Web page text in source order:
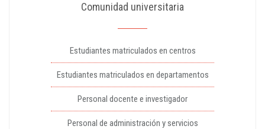
Comunidad universitaria
Estudiantes matriculados en centros
Estudiantes matriculados en departamentos
Personal docente e investigador
Personal de administración y servicios